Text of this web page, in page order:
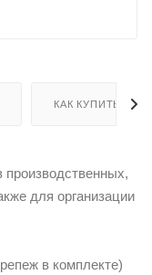
КАК КУПИТЬ
для организации
в комплекте)